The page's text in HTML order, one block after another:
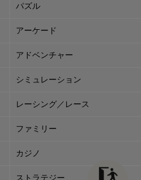
パズル
アーケード
アドベンチャー
シミュレーション
レーシング／レース
ファミリー
カジノ
ストラテジー